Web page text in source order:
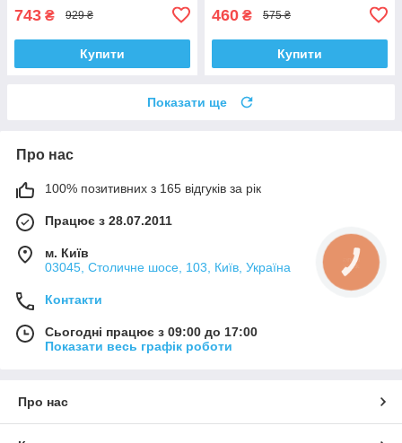
743 ₴ 929 ₴
Купити
460 ₴ 575 ₴
Купити
Показати ще
Про нас
100% позитивних з 165 відгуків за рік
Працює з 28.07.2011
м. Київ
03045, Столичне шосе, 103, Київ, Україна
Контакти
Сьогодні працює з 09:00 до 17:00
Показати весь графік роботи
Про нас
КНОПКА
ЗВ'ЯЗКУ